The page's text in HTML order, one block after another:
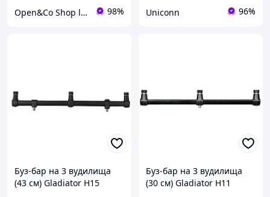
Open&Co Shop l Товари з Європи 98% Uniconn 96%
Буз-бар на 3 вудилища
(43 см) Gladiator H15
Буз-бар на 3 вудилища
(30 см) Gladiator H11